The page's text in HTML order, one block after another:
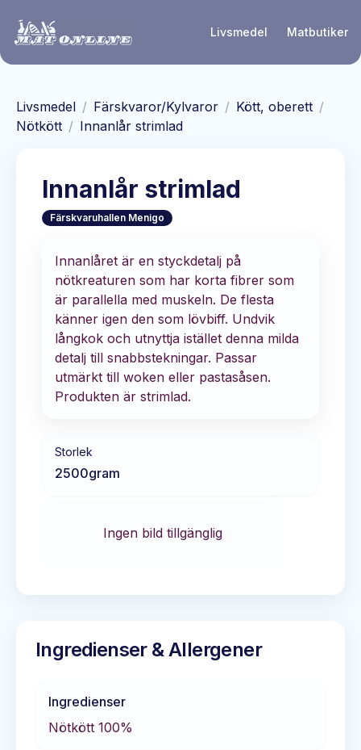
Livsmedel Matbutiker
Livsmedel / Färskvaror/Kylvaror / Kött, oberett /
Nötkött / Innanlår strimlad
Innanlår strimlad
Färskvaruhallen Menigo
Innanlåret är en styckdetalj på
nötkreaturen som har korta fibrer som
är parallella med muskeln. De flesta
känner igen den som lövbiff. Undvik
långkok och utnyttja istället denna milda
detalj till snabbstekningar. Passar
utmärkt till woken eller pastasåsen.
Produkten är strimlad.
Storlek
2500gram
Ingen bild tillgänglig
Ingredienser & Allergener
Ingredienser
Nötkött 100%